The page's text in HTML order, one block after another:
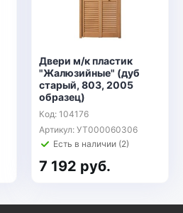
Двери м/к пластик
"Жалюзийные" (дуб
старый, 803, 2005
образец)
Код: 104176
Артикул: УТ000060306
Есть в наличии (2)
7 192 руб.